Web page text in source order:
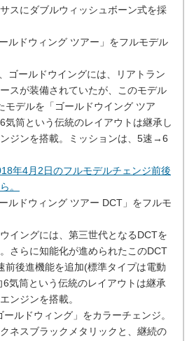
スにダブルウィッシュボーン式を採
ルドウィング ツアー」をフルモデル
ゴールドウイングには、リアトラン
スが装備されていたが、このモデル
モデルを「ゴールドウイング ツア
気筒という伝統のレイアウトは継承し
ジンを搭載。ミッションは、5速→6
年4月2日のフルモデルチェンジ前後
。
ルドウィング ツアー DCT」をフルモ
イングには、第三世代となるDCTを
さらに知能化が進められたこのDCT
前後進機能を追加(標準タイプは電動
気筒という伝統のレイアウトは継承
ンジンを搭載。
ールドウィング」をカラーチェンジ。
ネスブラックメタリックと、継続の